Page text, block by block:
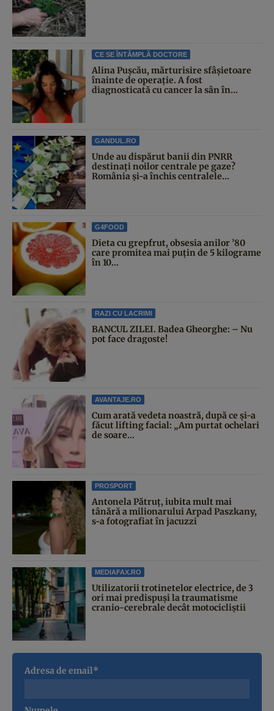
CE SE ÎNTÂMPLĂ DOCTORE
Alina Pușcău, mărturisire sfâșietoare
înainte de operație. A fost
diagnosticată cu cancer la sân în...
GANDUL.RO
Unde au dispărut banii din PNRR
destinați noilor centrale pe gaze?
România și-a închis centralele...
G4FOOD
Dieta cu grepfrut, obsesia anilor ’80
care promitea mai puțin de 5 kilograme
în 10...
RAZI CU LACRIMI
BANCUL ZILEI. Badea Gheorghe: – Nu
pot face dragoste!
AVANTAJE.RO
Cum arată vedeta noastră, după ce și-a
făcut lifting facial: „Am purtat ochelari
de soare...
PROSPORT
Antonela Pătruț, iubita mult mai
tânără a milionarului Arpad Paszkany,
s-a fotografiat în jacuzzi
MEDIAFAX.RO
Utilizatorii trotinetelor electrice, de 3
ori mai predispuși la traumatisme
cranio-cerebrale decât motocicliștii
Adresa de email*